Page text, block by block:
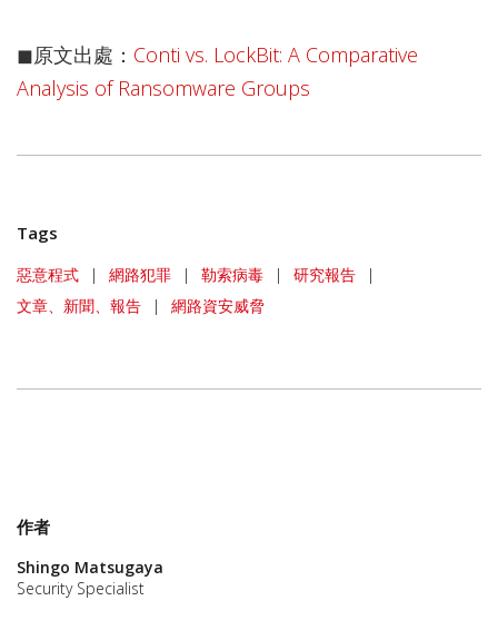
◼原文出處： Conti vs. LockBit: A Comparative
Analysis of Ransomware Groups
Tags
惡意程式 | 網路犯罪 | 勒索病毒 | 研究報告
|
文章、新聞、報告
| 網路資安威脅
作者
Shingo Matsugaya
Security Specialist